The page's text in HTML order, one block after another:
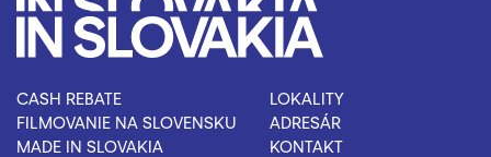
CASH REBATE
FILMOVANIE NA SLOVENSKU
MADE IN SLOVAKIA
LOKALITY
ADRESÁR
KONTAKT